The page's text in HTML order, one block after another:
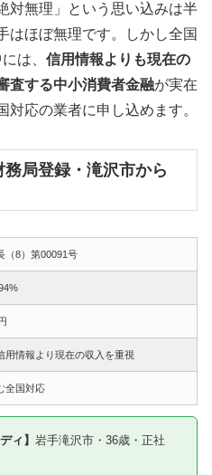
対無理」という思い込みは半
はほぼ無理です。しかし全国
は、 信用情報よりも現在の
査する中小消費者金融が実在
対応の業者に申し込めます。
局登録・滝沢市から
（8）第00091号
用情報より現在の収入を重視
全国対応
ィ】 岩手滝沢市・36歳・正社